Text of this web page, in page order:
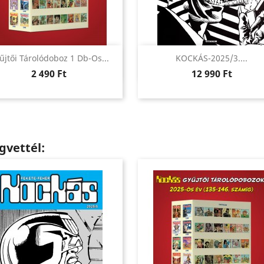
Tárolódoboz 1 Db-Os...
Ár
2 490 Ft
Előnézet KOCKÁS-2025/3....
Ár
12 990 Ft
Előnézet